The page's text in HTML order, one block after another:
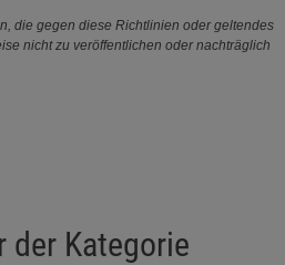
die gegen diese Richtlinien oder geltendes
nicht zu veröffentlichen oder nachträglich
der Kategorie